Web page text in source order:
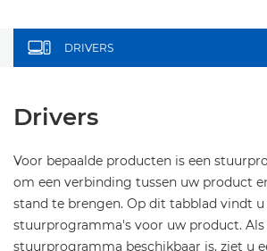
DRIVERS
Drivers
Voor bepaalde producten is een
om een verbinding tussen uw product
stand te brengen. Op dit tabblad vindt
stuurprogramma's voor uw product. Als
stuurprogramma beschikbaar is, ziet u